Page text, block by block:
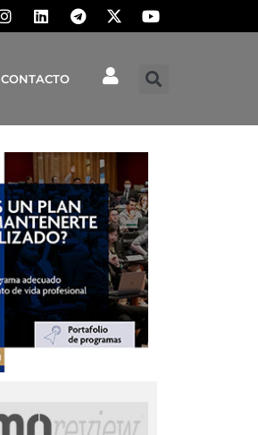
CONTACTO